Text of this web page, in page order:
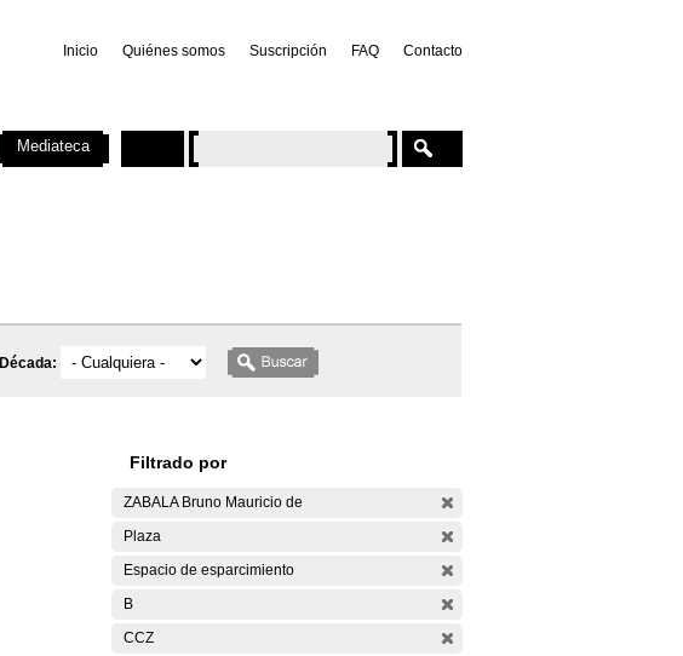
Inicio Quiénes somos Suscripción FAQ Contacto
Década:
Filtrado por
ZABALA Bruno Mauricio de
Plaza
Espacio de esparcimiento
B
CCZ
Mediateca